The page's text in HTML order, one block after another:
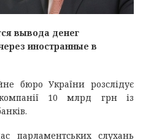
вывода денег
иностранные в
бюро України розслідує
10 млрд грн із
парламентських слухань